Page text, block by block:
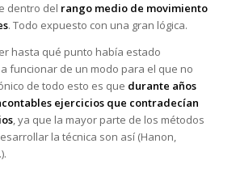
dentro del rango medio de movimiento
. Todo expuesto con una gran lógica.
hasta qué punto había estado
funcionar de un modo para el que no
de todo esto es que durante años
ejercicios que contradecían
, ya que la mayor parte de los métodos
la técnica son así (Hanon,